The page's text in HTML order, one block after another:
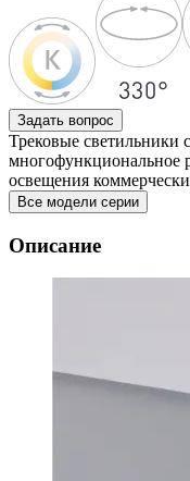
Задать вопрос
Трековые
многофункциональное
освещения
Все модели серии
Описание